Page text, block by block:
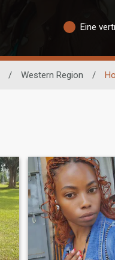
Eine
/ Western Region /